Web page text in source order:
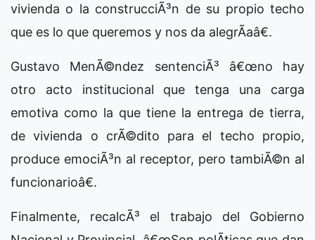
vivienda o la construcciÃ³n de su propio techo
que es lo que queremos y nos da alegrÃ­aâ€.
Gustavo MenÃ©ndez sentenciÃ³ â€œno hay
otro acto institucional que tenga una carga
emotiva como la que tiene la entrega de tierra,
de vivienda o crÃ©dito para el techo propio,
produce emociÃ³n al receptor, pero tambiÃ©n al
funcionarioâ€.
Finalmente, recalcÃ³ el trabajo del Gobierno